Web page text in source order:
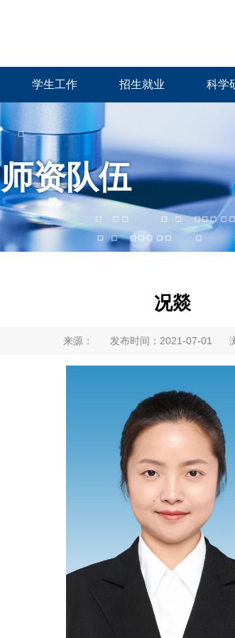
学生工作 招生就业 科学
师资队伍
况燚
来源： 发布时间：2021-07-01 浏